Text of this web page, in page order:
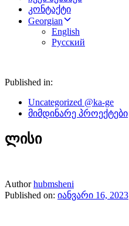
კონტაქტი
Georgian
English
Русский
Published in:
Uncategorized @ka-ge
მიმდინარე პროექტები
ლისი
Author hubmsheni
Published on: იანვარი 16, 2023